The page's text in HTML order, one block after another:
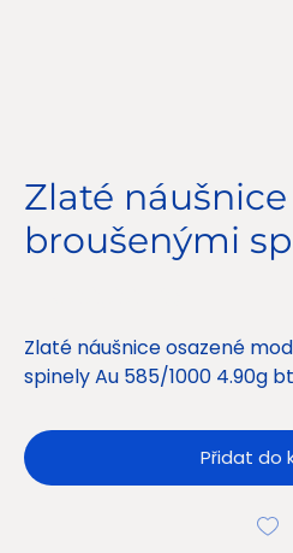
Zlaté náušnice
broušenými
Zlaté náušnice osazené
spinely Au 585/1000 4.90g
Přidat do